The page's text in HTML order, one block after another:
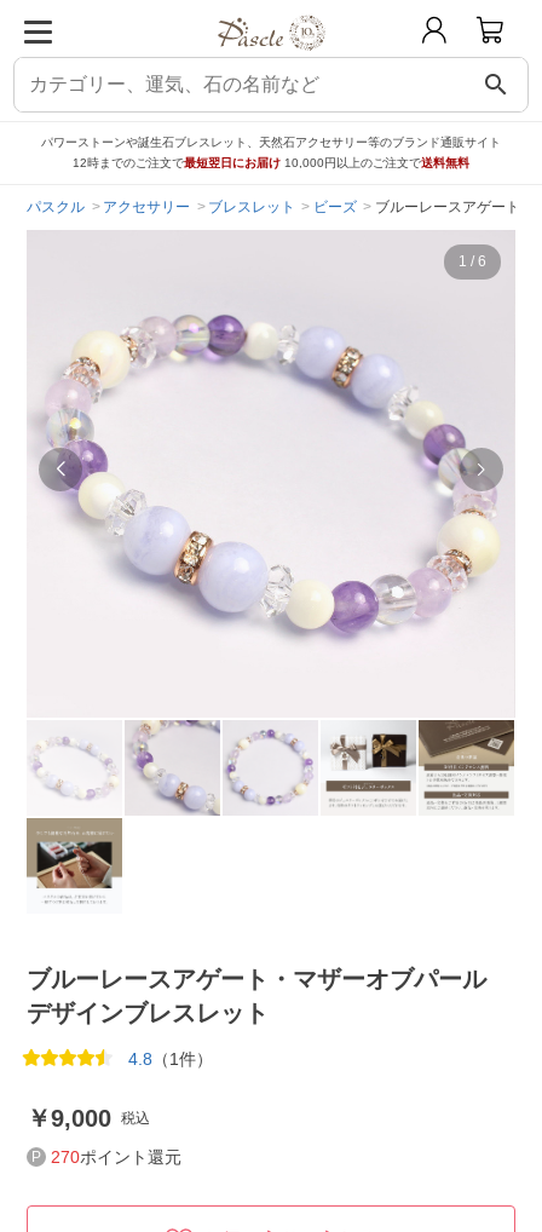
search
パワーストーンや誕生石ブレスレット、天然石アクセサリー等のブランド通販サイト
12時までのご注文で最短翌日にお届け 10,000円以上のご注文で送料無料
パスクル アクセサリー ブレスレット ビーズ ブルーレースアゲート・
1 / 6
ブルーレースアゲート・マザーオブパール
デザインブレスレット
4.8 （1件）
9,000 税込
270ポイント還元